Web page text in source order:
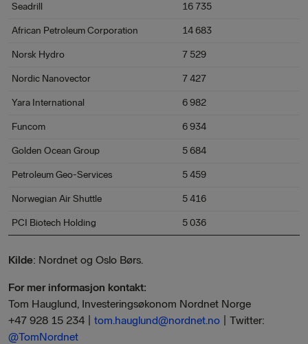
Seadrill 16 735
African Petroleum Corporation 14 683
Norsk Hydro 7 529
Nordic Nanovector 7 427
Yara International 6 982
Funcom 6 934
Golden Ocean Group 5 684
Petroleum Geo-Services 5 459
Norwegian Air Shuttle 5 416
PCI Biotech Holding 5 036
Kilde: Nordnet og Oslo Børs.
For mer informasjon kontakt:
Tom Hauglund, Investeringsøkonom Nordnet Norge
+47 928 15 234 | tom.hauglund@nordnet.no | Twitter:
@TomNordnet